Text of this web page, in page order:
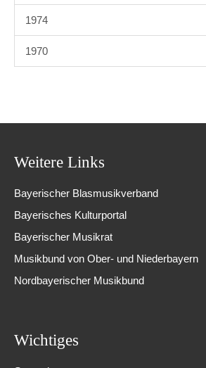
1974
1970
Weitere Links
Bayerischer Blasmusikverband
Bayerisches Kulturportal
Bayerischer Musikrat
Musikbund von Ober- und Niederbayern
Nordbayerischer Musikbund
Wichtiges